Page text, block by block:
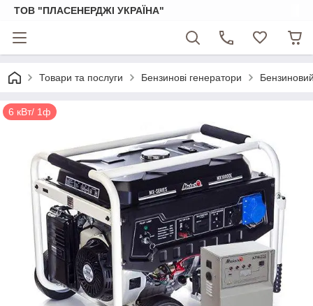
ТОВ "ПЛАСЕНЕРДЖІ УКРАЇНА"
Товари та послуги Бензинові генератори
6 кВт/ 1ф